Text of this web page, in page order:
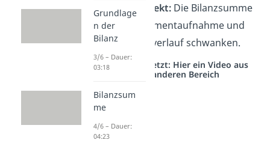
✗Stichtagseffekt: Die Bilanzsumme
ist nur eine Momentaufnahme und
kann im Jahresverlauf schwanken.
Studyflix vernetzt: Hier ein Video aus
einem anderen Bereich
Grundlage
n der
Bilanz
3/6 – Dauer:
03:18
Bilanzsum
me
4/6 – Dauer:
04:23